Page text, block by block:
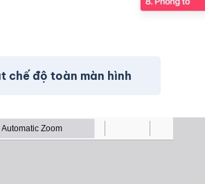
chế độ toàn màn hình